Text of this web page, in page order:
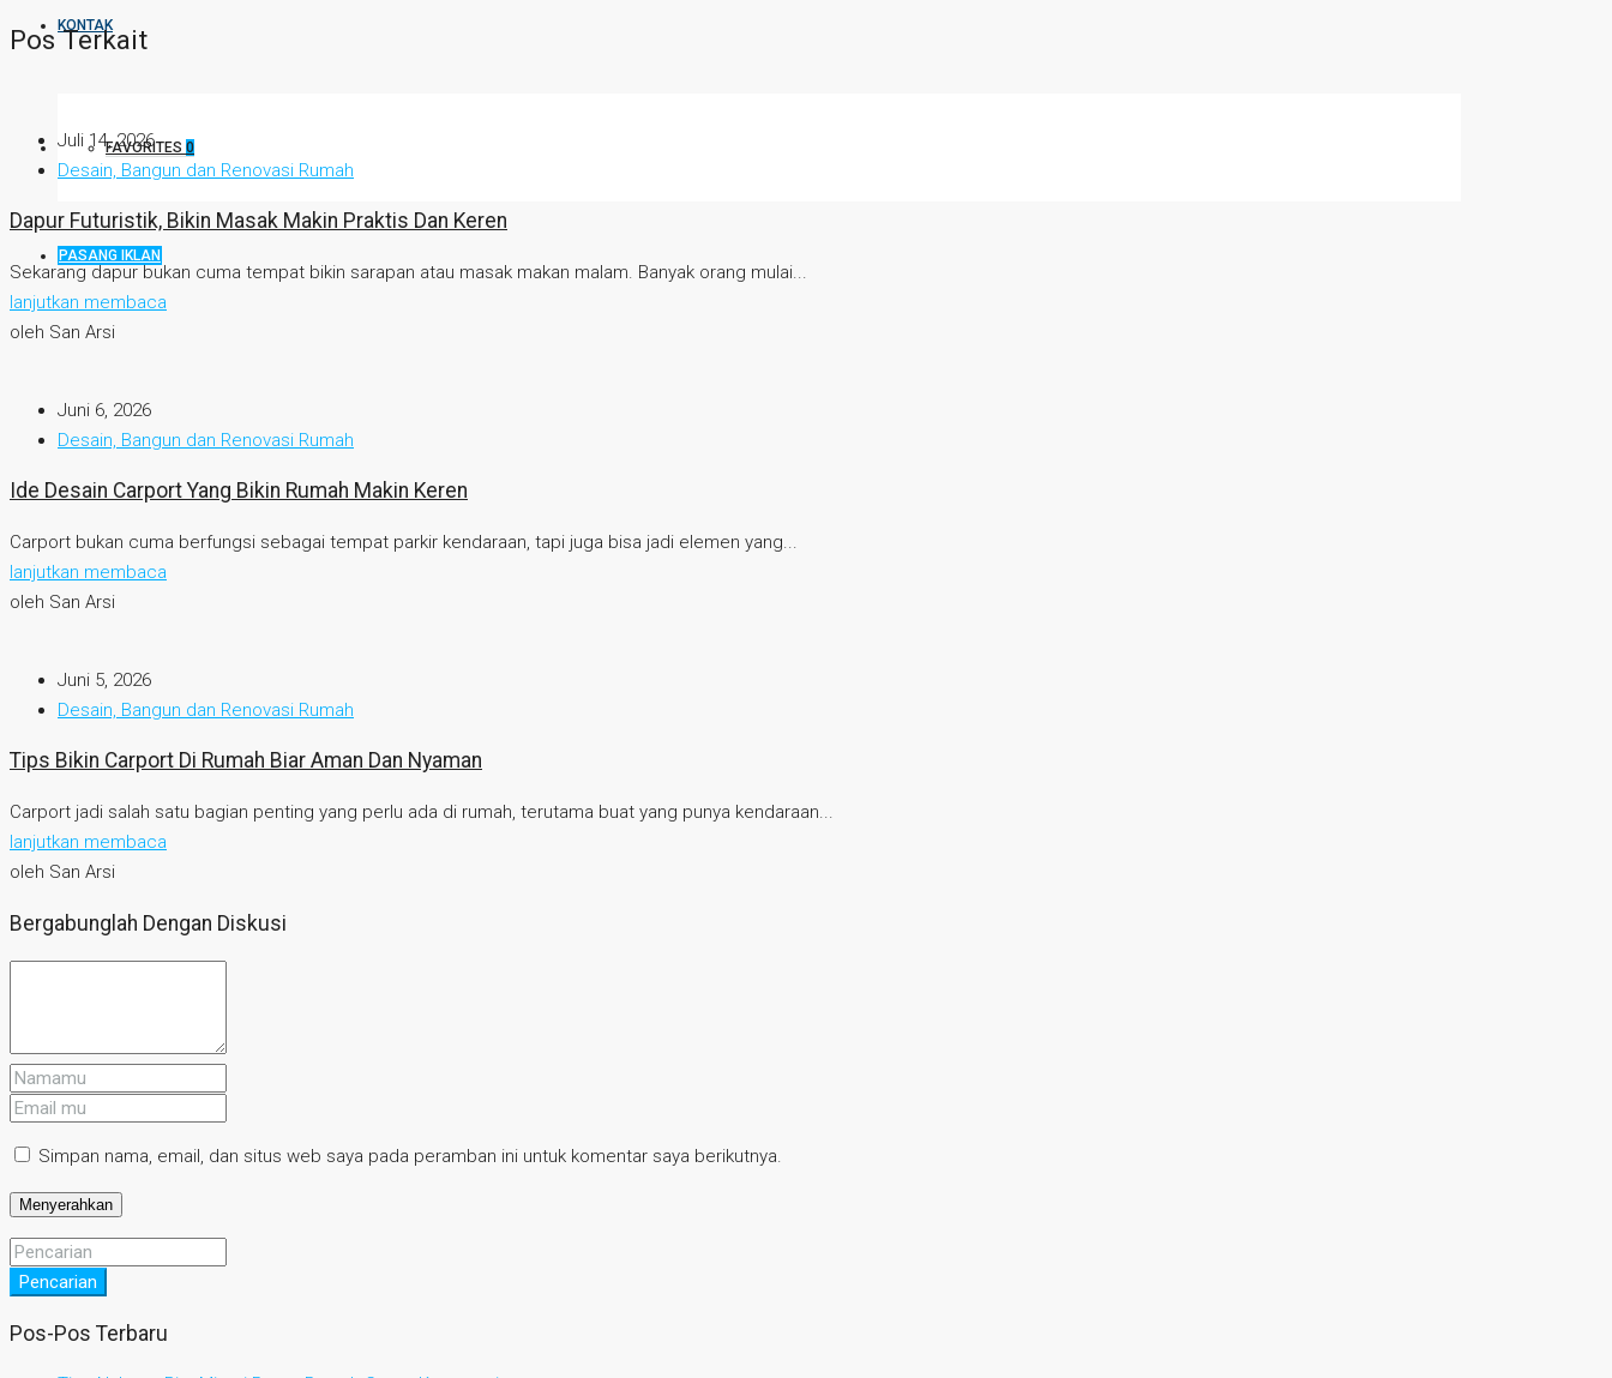
KONTAK
FAVORITES 0
PASANG IKLAN
Pos Terkait
Juli 14, 2026
Desain, Bangun dan Renovasi Rumah
Dapur Futuristik, Bikin Masak Makin Praktis Dan Keren
Sekarang dapur bukan cuma tempat bikin sarapan atau masak makan malam. Banyak orang mulai...
lanjutkan membaca
oleh San Arsi
Juni 6, 2026
Desain, Bangun dan Renovasi Rumah
Ide Desain Carport Yang Bikin Rumah Makin Keren
Carport bukan cuma berfungsi sebagai tempat parkir kendaraan, tapi juga bisa jadi elemen yang...
lanjutkan membaca
oleh San Arsi
Juni 5, 2026
Desain, Bangun dan Renovasi Rumah
Tips Bikin Carport Di Rumah Biar Aman Dan Nyaman
Carport jadi salah satu bagian penting yang perlu ada di rumah, terutama buat yang punya kendaraan...
lanjutkan membaca
oleh San Arsi
Bergabunglah Dengan Diskusi
Simpan nama, email, dan situs web saya pada peramban ini untuk komentar saya berikutnya.
Pencarian
Pos-Pos Terbaru